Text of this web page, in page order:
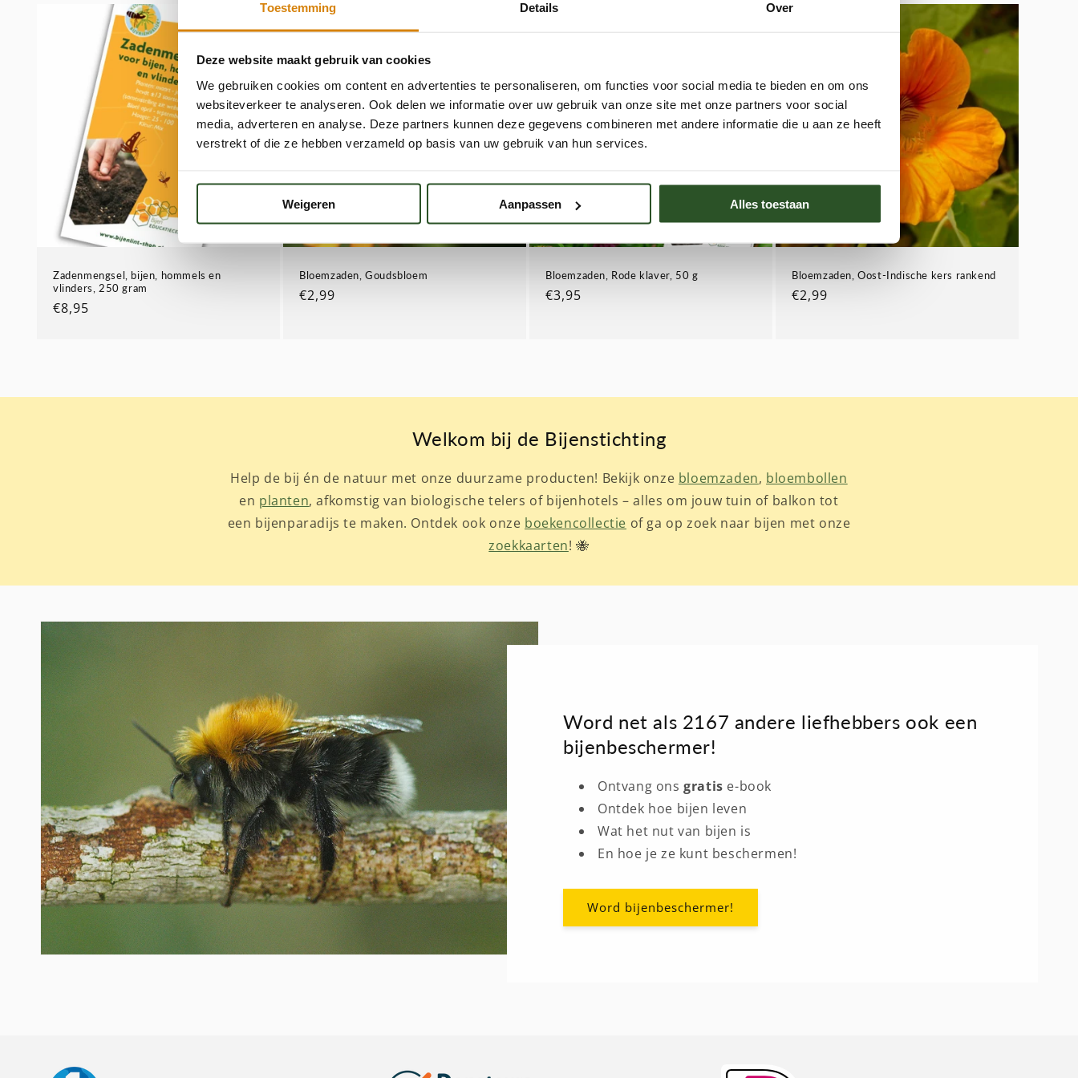
Toestemming Details Over
Deze website maakt gebruik van cookies
We gebruiken cookies om content en advertenties te personaliseren, om functies voor social media te bieden en om ons
websiteverkeer te analyseren. Ook delen we informatie over uw gebruik van onze site met onze partners voor social
media, adverteren en analyse. Deze partners kunnen deze gegevens combineren met andere informatie die u aan ze heeft
verstrekt of die ze hebben verzameld op basis van uw gebruik van hun services.
Weigeren Aanpassen Alles toestaan
Zadenmengsel, bijen, hommels en
vlinders, 250 gram
Normale
€8,95
Bloemzaden, Goudsbloem
Normale
€2,99
Bloemzaden, Rode klaver, 50 g
Normale
€3,95
Bloemzaden, Oost-Indische kers rankend
Normale
€2,99
Welkom bij de Bijenstichting
Help de bij én de natuur met onze duurzame producten! Bekijk onze bloemzaden, bloembollen
en planten, afkomstig van biologische telers of bijenhotels – alles om jouw tuin of balkon tot
een bijenparadijs te maken. Ontdek ook onze boekencollectie of ga op zoek naar bijen met onze
zoekkaarten! 🐝
Word net als 2167 andere liefhebbers ook een
bijenbeschermer!
Ontvang onsgratis e-book
Ontdek hoe bijen leven
Wat het nut van bijen is
En hoe je ze kunt beschermen!
Word bijenbeschermer!